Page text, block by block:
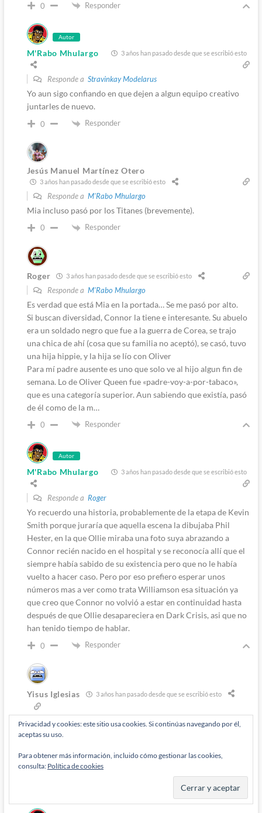
0 Responder
Autor
M'Rabo Mhulargo 3 años han pasado desde que se escribió esto
Responde a Stravinkay Modelarus
Yo aun sigo confiando en que dejen a algun equipo creativo
juntarles de nuevo.
0 Responder
Jesús Manuel Martínez Otero
3 años han pasado desde que se escribió esto
Responde a M'Rabo Mhulargo
Mia incluso pasó por los Titanes (brevemente).
0 Responder
Roger 3 años han pasado desde que se escribió esto
Responde a M'Rabo Mhulargo
Es verdad que está Mia en la portada… Se me pasó por alto.
Si buscan diversidad, Connor la tiene e interesante. Su abuelo
era un soldado negro que fue a la guerra de Corea, se trajo
una chica de ahí (cosa que su familia no aceptó), se casó, tuvo
una hija hippie, y la hija se lío con Oliver
Para mí padre ausente es uno que solo ve al hijo algun fin de
semana. Lo de Oliver Queen fue «padre-voy-a-por-tabaco»,
que es una categoría superior. Aun sabiendo que existía, pasó
de él como de la m…
0 Responder
Autor
M'Rabo Mhulargo 3 años han pasado desde que se escribió esto
Responde a Roger
Yo recuerdo una historia, probablemente de la etapa de Kevin
Smith porque juraría que aquella escena la dibujaba Phil
Hester, en la que Ollie miraba una foto suya abrazando a
Connor recién nacido en el hospital y se reconocía allí que el
siempre había sabido de su existencia pero que no le había
vuelto a hacer caso. Pero por eso prefiero esperar unos
números mas a ver como trata Williamson esa situación ya
que creo que Connor no volvió a estar en continuidad hasta
después de que Ollie desapareciera en Dark Crisis, asi que no
han tenido tiempo de hablar.
0 Responder
Yisus Iglesias 3 años han pasado desde que se escribió esto
Responde a M'Rabo Mhulargo
No, esa escena es del último número de Brad Meltzer. Y
del propio Williamson, aunque su reconocimiento puede que
haya llegado en Dark Crisis, que no leí.
Privacidad y cookies: este sitio usa cookies. Si continúas navegando por él,
aceptas su uso.
Para obtener más información, incluido cómo gestionar las cookies,
consulta: Política de cookies